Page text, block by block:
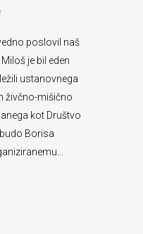
poslovil naš
je bil eden
ustanovnega
živčno-mišično
kot Društvo
Borisa